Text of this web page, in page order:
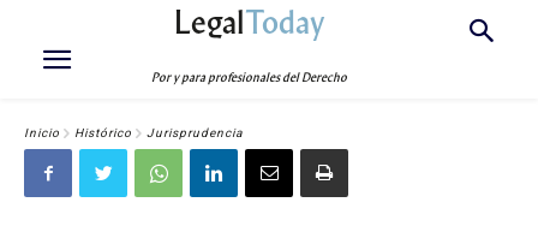
LegalToday
Por y para profesionales del Derecho
Inicio Histórico Jurisprudencia